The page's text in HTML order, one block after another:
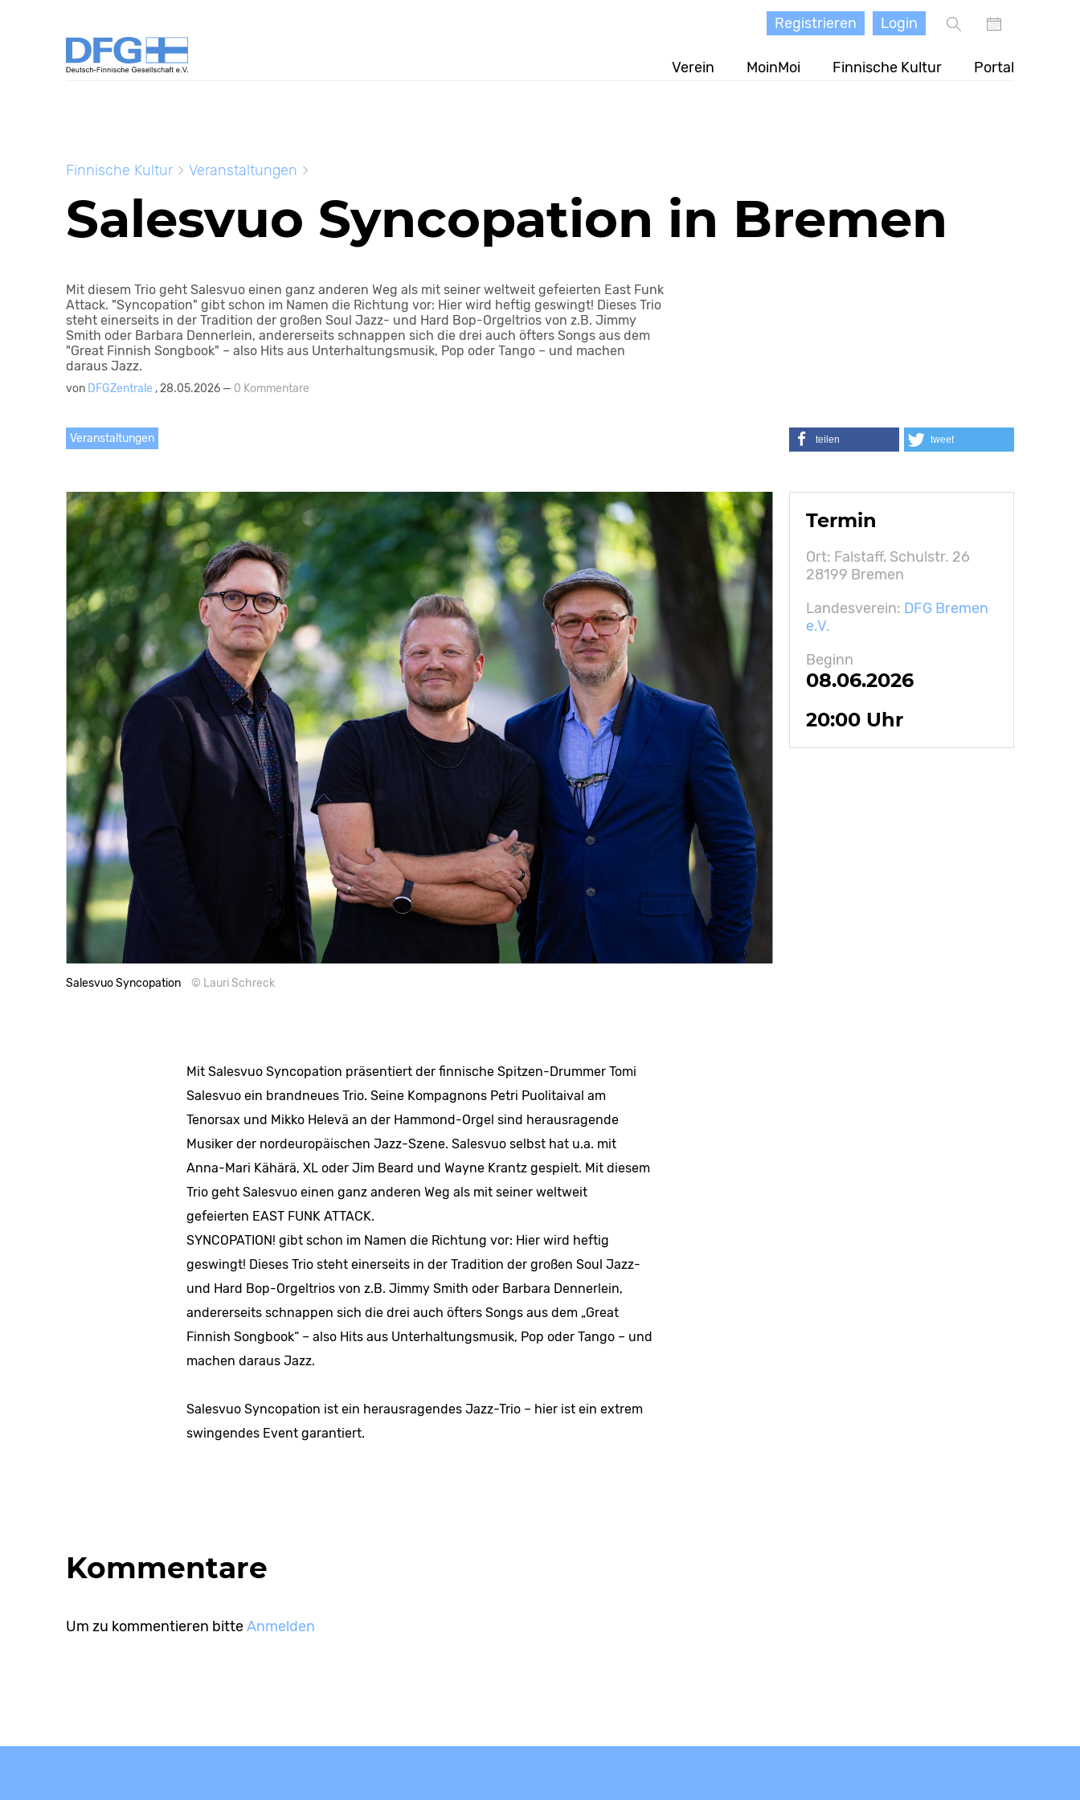
Verein MoinMoi Finnische Kultur Portal
Registrieren Login
Finnische Kultur Veranstaltungen
Salesvuo Syncopation in Bremen
Mit diesem Trio geht Salesvuo einen ganz anderen Weg als mit seiner weltweit gefeierten East Funk
Attack. "Syncopation" gibt schon im Namen die Richtung vor: Hier wird heftig geswingt! Dieses Trio
steht einerseits in der Tradition der großen Soul Jazz- und Hard Bop-Orgeltrios von z.B. Jimmy
Smith oder Barbara Dennerlein, andererseits schnappen sich die drei auch öfters Songs aus dem
"Great Finnish Songbook" – also Hits aus Unterhaltungsmusik, Pop oder Tango – und machen
daraus Jazz.
von DFGZentrale , 28.05.2026 — 0 Kommentare
Veranstaltungen teilen tweet
Salesvuo Syncopation © Lauri Schreck
Mit Salesvuo Syncopation präsentiert der finnische Spitzen-Drummer Tomi
Salesvuo ein brandneues Trio. Seine Kompagnons Petri Puolitaival am
Tenorsax und Mikko Helevä an der Hammond-Orgel sind herausragende
Musiker der nordeuropäischen Jazz-Szene. Salesvuo selbst hat u.a. mit
Anna-Mari Kähärä, XL oder Jim Beard und Wayne Krantz gespielt. Mit diesem
Trio geht Salesvuo einen ganz anderen Weg als mit seiner weltweit
gefeierten EAST FUNK ATTACK.
SYNCOPATION! gibt schon im Namen die Richtung vor: Hier wird heftig
geswingt! Dieses Trio steht einerseits in der Tradition der großen Soul Jazz-
und Hard Bop-Orgeltrios von z.B. Jimmy Smith oder Barbara Dennerlein,
andererseits schnappen sich die drei auch öfters Songs aus dem „Great
Finnish Songbook“ – also Hits aus Unterhaltungsmusik, Pop oder Tango – und
machen daraus Jazz.
Salesvuo Syncopation ist ein herausragendes Jazz-Trio – hier ist ein extrem
swingendes Event garantiert.
Kommentare
Um zu kommentieren bitteAnmelden
Termin
Ort: Falstaff, Schulstr. 26
28199 Bremen
Landesverein: DFG Bremen
e.V.
Beginn
08.06.2026
20:00 Uhr